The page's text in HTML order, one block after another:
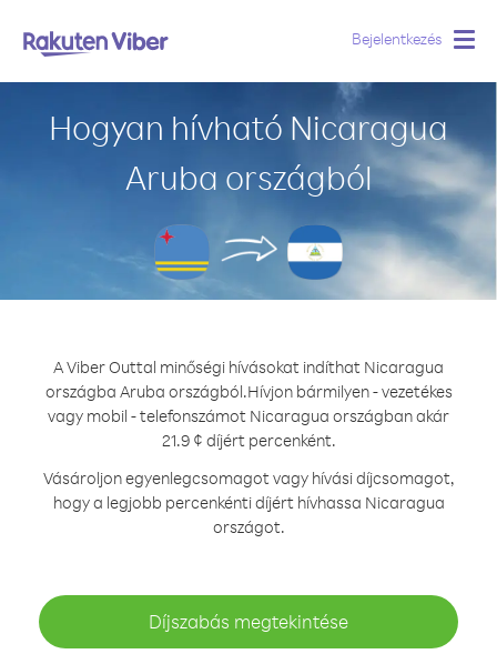
Bejelentkezés
Hogyan hívható Nicaragua
Aruba országból
A Viber Outtal minőségi hívásokat indíthat Nicaragua
országba Aruba országból.Hívjon bármilyen - vezetékes
vagy mobil - telefonszámot Nicaragua országban akár
21.9 ¢ díjért percenként.
Vásároljon egyenlegcsomagot vagy hívási díjcsomagot,
hogy a legjobb percenkénti díjért hívhassa Nicaragua
országot.
Díjszabás megtekintése